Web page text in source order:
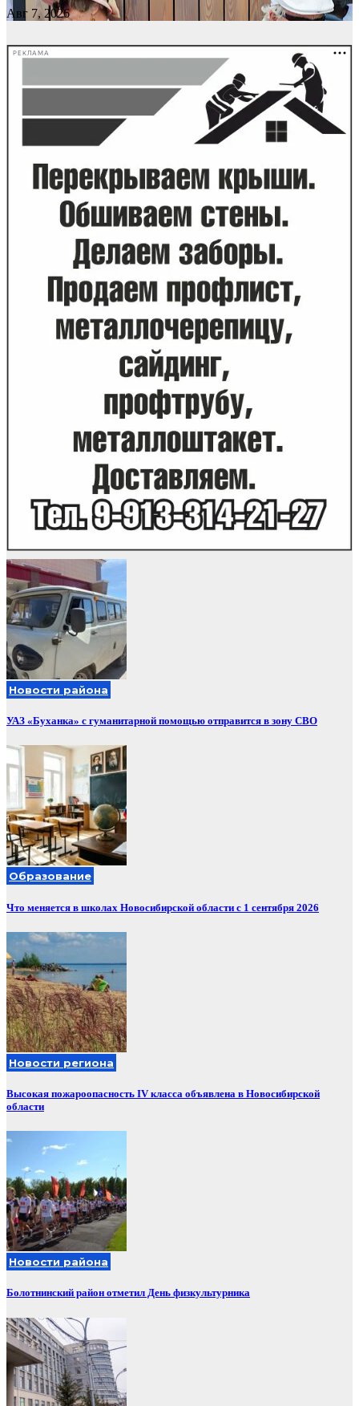
Авг 7, 2026
РЕКЛАМА
Новости района
УАЗ «Буханка» с гуманитарной помощью отправится в зону СВО
Образование
Что меняется в школах Новосибирской области с 1 сентября 2026
Новости региона
Высокая пожароопасность IV класса объявлена в Новосибирской
области
Новости района
Болотнинский район отметил День физкультурника